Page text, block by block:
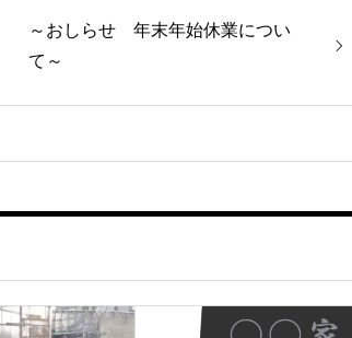
～おしらせ 年末年始休業につい
て～